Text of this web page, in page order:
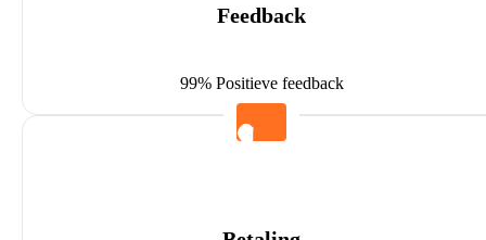
Feedback
99% Positieve feedback